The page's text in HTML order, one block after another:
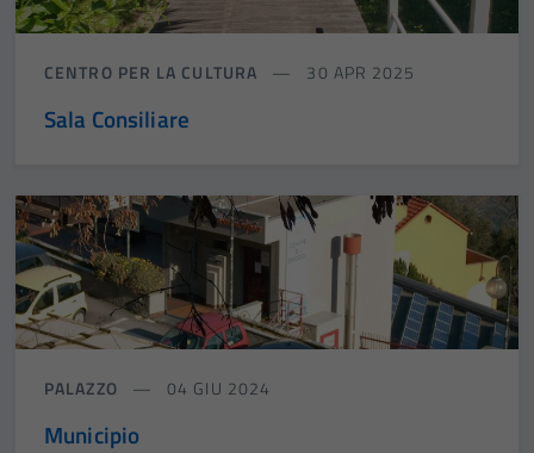
CENTRO PER LA CULTURA 30 APR 2025
Sala Consiliare
PALAZZO 04 GIU 2024
Municipio